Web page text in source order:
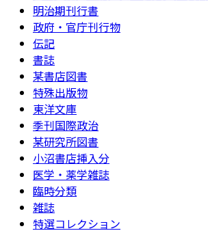
明治期刊行書
政府・官庁刊行物
伝記
書誌
某書店図書
特殊出版物
東洋文庫
季刊国際政治
某研究所図書
小沼書店挿入分
医学・薬学雑誌
臨時分類
雑誌
特選コレクション